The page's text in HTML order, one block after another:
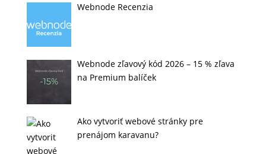
Webnode Recenzia
Webnode zľavový kód 2026 – 15 % zľava
na Premium balíček
Ako vytvoriť webové stránky pre
prenájom karavanu?